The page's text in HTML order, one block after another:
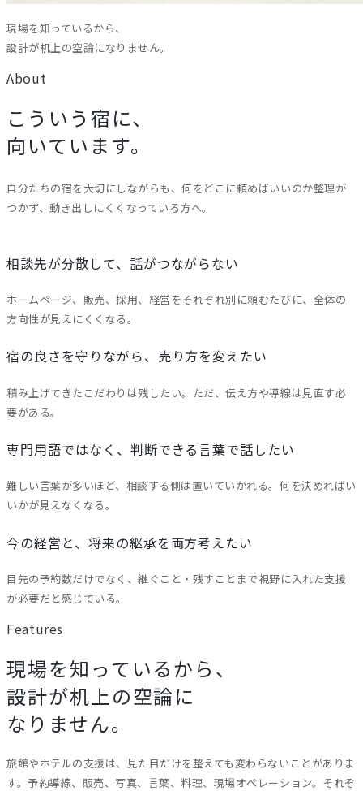
現場を知っているから、
設計が机上の空論になりません。
About
こういう宿に、
向いています。
自分たちの宿を大切にしながらも、何をどこに頼めばいいのか整理が
つかず、動き出しにくくなっている方へ。
相談先が分散して、話がつながらない
ホームページ、販売、採用、経営をそれぞれ別に頼むたびに、全体の
方向性が見えにくくなる。
宿の良さを守りながら、売り方を変えたい
積み上げてきたこだわりは残したい。ただ、伝え方や導線は見直す必
要がある。
専門用語ではなく、判断できる言葉で話したい
難しい言葉が多いほど、相談する側は置いていかれる。何を決めればい
いかが見えなくなる。
今の経営と、将来の継承を両方考えたい
目先の予約数だけでなく、継ぐこと・残すことまで視野に入れた支援
が必要だと感じている。
Features
現場を知っているから、
設計が机上の空論に
なりません。
旅館やホテルの支援は、見た目だけを整えても変わらないことがありま
す。予約導線、販売、写真、言葉、料理、現場オペレーション。それぞ